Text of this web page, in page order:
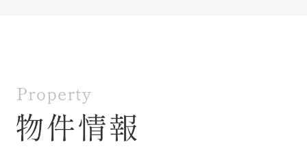
建・土地・マンション売却しません
か？／／
売却査定や相談は無料